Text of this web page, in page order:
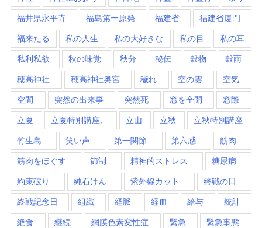
福井県永平寺 福島第一原発 福建省 福建省厦門
福来たる 私の人生 私の大好きな 私の目 私の耳
私利私欲 秋の味覚 秋分 秘伝 穀物 穀雨
穂高神社 穂高神社奥宮 穢れ 空の雲 空気
空間 突然の出来事 突然死 窓を全開 窓際
立夏 立夏特別講座、 立山 立秋 立秋特別講座
竹生島 笑い声 第一関節 第六感 筋肉
筋肉をほぐす 節制 精神的ストレス 糖尿病
約束破り 純石けん 紫外線カット 終戦の日
終戦記念日 組織 経脈 経血 給与 統計
絶食 継続 網膜色素変性症 緊急 緊急事態